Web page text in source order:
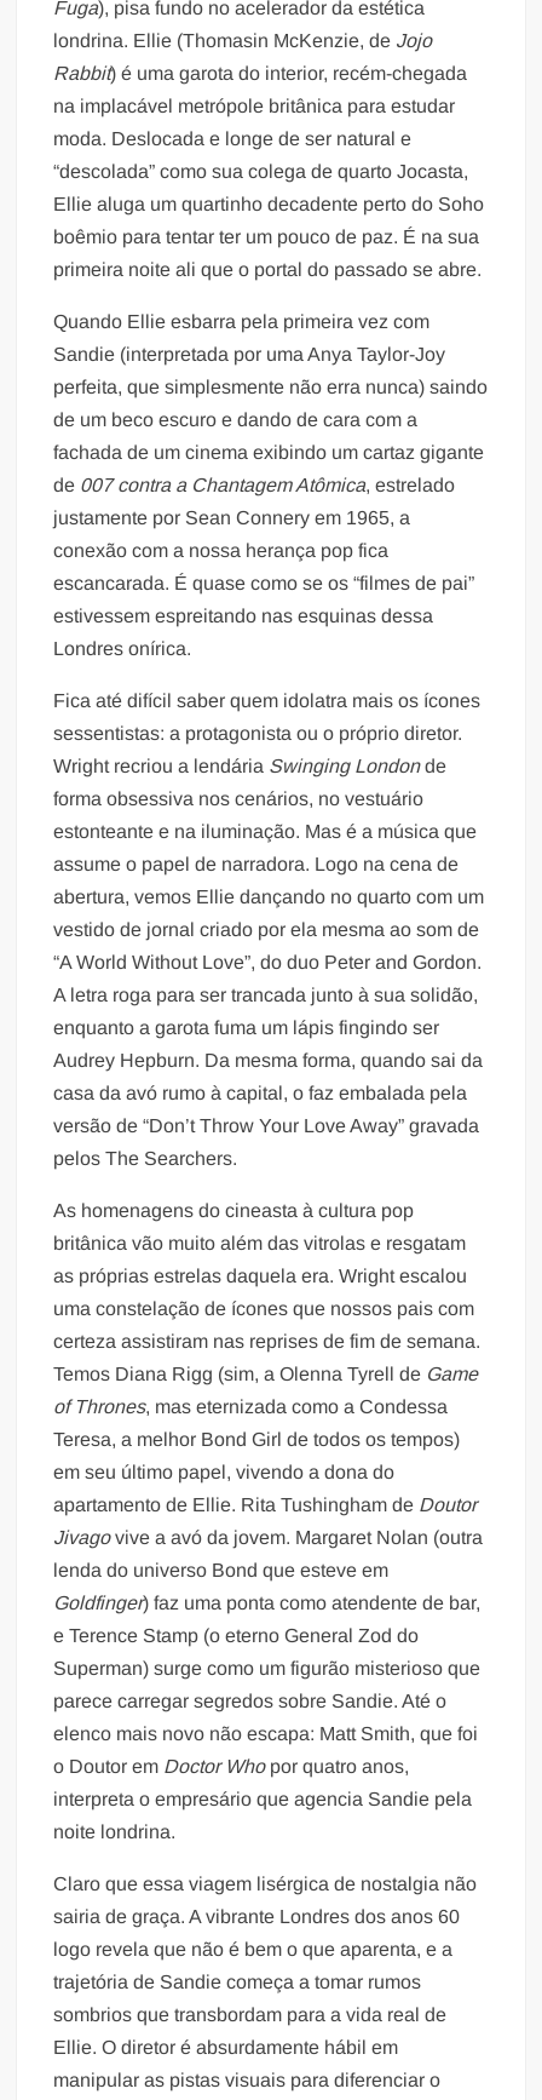
Fuga), pisa fundo no acelerador da estética
londrina. Ellie (Thomasin McKenzie, de Jojo
Rabbit) é uma garota do interior, recém-chegada
na implacável metrópole britânica para estudar
moda. Deslocada e longe de ser natural e
“descolada” como sua colega de quarto Jocasta,
Ellie aluga um quartinho decadente perto do Soho
boêmio para tentar ter um pouco de paz. É na sua
primeira noite ali que o portal do passado se abre.
Quando Ellie esbarra pela primeira vez com
Sandie (interpretada por uma Anya Taylor-Joy
perfeita, que simplesmente não erra nunca) saindo
de um beco escuro e dando de cara com a
fachada de um cinema exibindo um cartaz gigante
de 007 contra a Chantagem Atômica, estrelado
justamente por Sean Connery em 1965, a
conexão com a nossa herança pop fica
escancarada. É quase como se os “filmes de pai”
estivessem espreitando nas esquinas dessa
Londres onírica.
Fica até difícil saber quem idolatra mais os ícones
sessentistas: a protagonista ou o próprio diretor.
Wright recriou a lendária Swinging Londonde
forma obsessiva nos cenários, no vestuário
estonteante e na iluminação. Mas é a música que
assume o papel de narradora. Logo na cena de
abertura, vemos Ellie dançando no quarto com um
vestido de jornal criado por ela mesma ao som de
“A World Without Love”, do duo Peter and Gordon.
A letra roga para ser trancada junto à sua solidão,
enquanto a garota fuma um lápis fingindo ser
Audrey Hepburn. Da mesma forma, quando sai da
casa da avó rumo à capital, o faz embalada pela
versão de “Don’t Throw Your Love Away” gravada
pelos The Searchers.
As homenagens do cineasta à cultura pop
britânica vão muito além das vitrolas e resgatam
as próprias estrelas daquela era. Wright escalou
uma constelação de ícones que nossos pais com
certeza assistiram nas reprises de fim de semana.
Temos Diana Rigg (sim, a Olenna Tyrell de Game
of Thrones, mas eternizada como a Condessa
Teresa, a melhor Bond Girl de todos os tempos)
em seu último papel, vivendo a dona do
apartamento de Ellie. Rita Tushingham de Doutor
Jivagovive a avó da jovem. Margaret Nolan (outra
lenda do universo Bond que esteve em
Goldfinger) faz uma ponta como atendente de bar,
e Terence Stamp (o eterno General Zod do
Superman) surge como um figurão misterioso que
parece carregar segredos sobre Sandie. Até o
elenco mais novo não escapa: Matt Smith, que foi
o Doutor em Doctor Whopor quatro anos,
interpreta o empresário que agencia Sandie pela
noite londrina.
Claro que essa viagem lisérgica de nostalgia não
sairia de graça. A vibrante Londres dos anos 60
logo revela que não é bem o que aparenta, e a
trajetória de Sandie começa a tomar rumos
sombrios que transbordam para a vida real de
Ellie. O diretor é absurdamente hábil em
manipular as pistas visuais para diferenciar o